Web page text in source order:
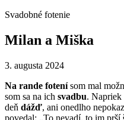
Svadobné fotenie
Milan a Miška
3. augusta 2024
Na rande fotenísom mal
som sa na ich svadbu. Napriek
deň dážď, ani onedlho
povedal: „To nevadí, to im prší